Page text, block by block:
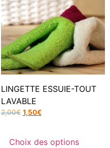
LINGETTE ESSUIE-TOUT
LAVABLE
2,00€ 1,50€
Choix des options